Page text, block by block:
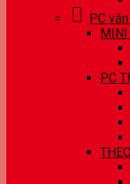
PC
MINI
PC